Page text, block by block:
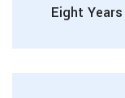
Eight